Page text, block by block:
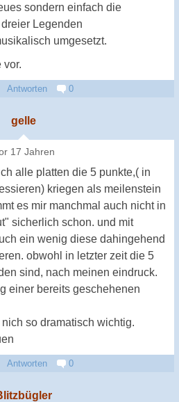
sondern einfach die
Legenden
umgesetzt.
vor.
Antworten 0
gelle
17 Jahren
alle platten die 5 punkte,( in
kriegen als meilenstein
es mir manchmal auch nicht in
sicherlich schon. und mit
ein wenig diese dahingehend
obwohl in letzter zeit die 5
sind, nach meinen eindruck.
einer bereits geschehenen
so dramatisch wichtig.
Antworten 0